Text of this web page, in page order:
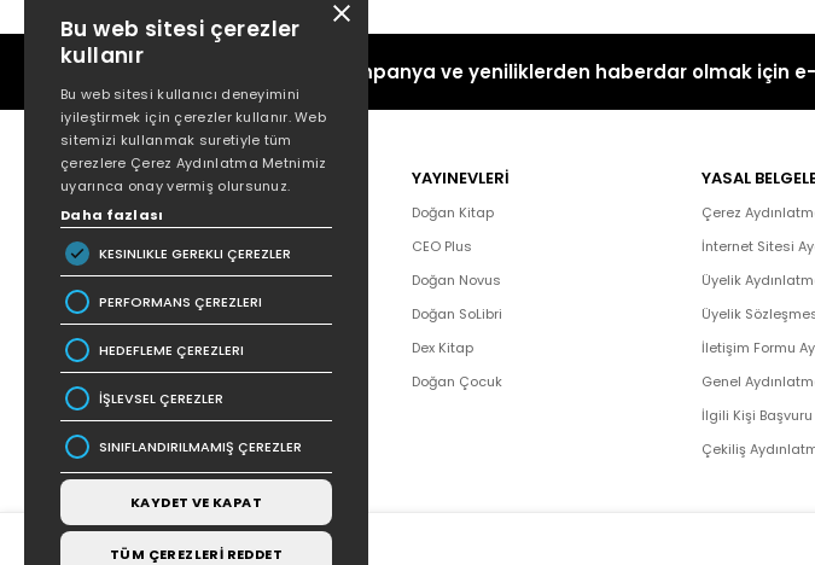
Kampanya ve yeniliklerden haberdar olmak için
POPÜLER
Hakkımızda
Yazar Listesi
İletişim
Bizden Haberler
YAYINEVLERİ
Doğan Kitap
CEO Plus
Doğan Novus
Doğan SoLibri
Dex Kitap
Doğan Çocuk
YASAL
Çerez
İnternet Sitesi
Üyelik
Üyelik
İletişim Formu
Genel
İlgili Kişi
Çekiliş
Bu web sitesi çerezler
kullanır
Bu web sitesi kullanıcı deneyimini
iyileştirmek için çerezler kullanır. Web
sitemizi kullanmak suretiyle tüm
çerezlere Çerez Aydınlatma Metnimiz
uyarınca onay vermiş olursunuz.
Daha fazlası
KESINLIKLE GEREKLI ÇEREZLER
PERFORMANS ÇEREZLERI
HEDEFLEME ÇEREZLERI
İŞLEVSEL ÇEREZLER
SINIFLANDIRILMAMIŞ ÇEREZLER
KAYDET VE KAPAT
TÜM ÇEREZLERİ REDDET